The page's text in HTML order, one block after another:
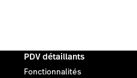
PDV détaillants
Fonctionnalités